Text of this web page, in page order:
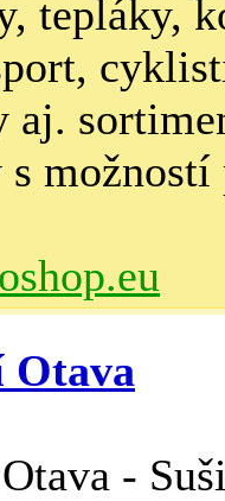
tepláky,
aj.
s
Otava
-